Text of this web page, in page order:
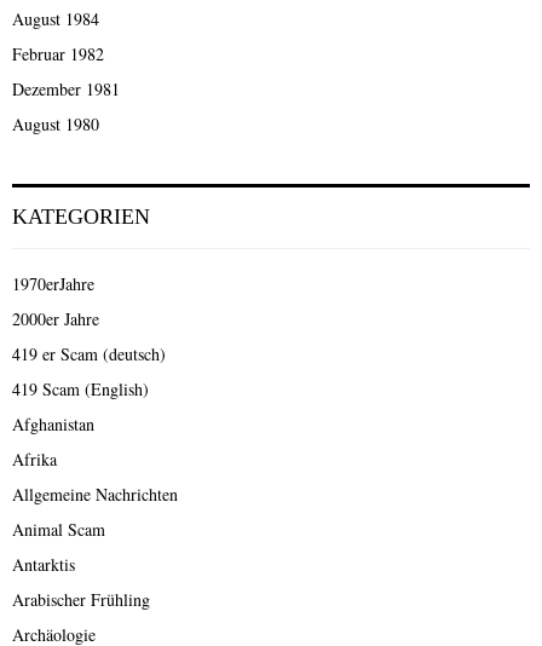
August 1984
Februar 1982
Dezember 1981
August 1980
KATEGORIEN
1970erJahre
2000er Jahre
419 er Scam (deutsch)
419 Scam (English)
Afghanistan
Afrika
Allgemeine Nachrichten
Animal Scam
Antarktis
Arabischer Frühling
Archäologie